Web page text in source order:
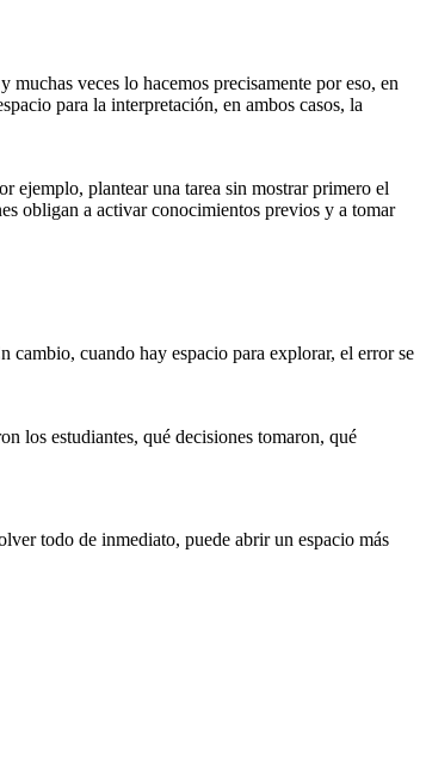
veces lo hacemos precisamente por eso, en
para la interpretación, en ambos casos, la
ejemplo, plantear una tarea sin mostrar primero el
obligan a activar conocimientos previos y a tomar
cuando hay espacio para explorar, el error se
los estudiantes, qué decisiones tomaron, qué
todo de inmediato, puede abrir un espacio más